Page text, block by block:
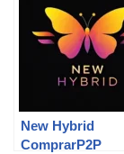
New Hybrid
ComprarP2P